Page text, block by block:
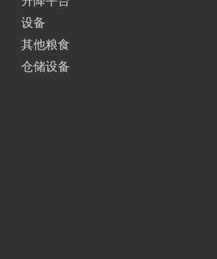
设备
其他粮食
仓储设备